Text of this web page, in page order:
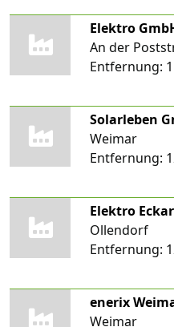
An der
Entfernung:
Solarleben
Weimar
Entfernung:
Elektro
Ollendorf
Entfernung:
Weimar